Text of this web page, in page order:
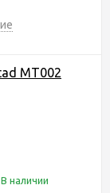
MT002
В наличии